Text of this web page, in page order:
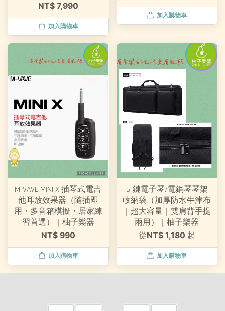
NT$ 7,990
加入購物車
加入購物車
M-VAVE MINI X 插琴式電吉
他耳放效果器（隨插即
用・多音箱模擬・居家練
習首選）｜柚子樂器
NT$ 990
加入購物車
61鍵電子琴/電鋼琴琴架
收納袋（加厚防水牛津布
｜超大容量｜雙肩背手提
兩用）｜柚子樂器
從NT$ 1,180 起
加入購物車